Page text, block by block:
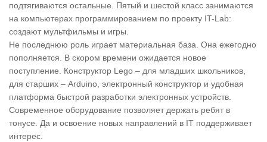
подтягиваются остальные. Пятый и шестой класс занимаются
на компьютерах программированием по проекту IT-Lab:
создают мультфильмы и игры.
Не последнюю роль играет материальная база. Она ежегодно
пополняется. В скором времени ожидается новое
поступление. Конструктор Lego – для младших школьников,
для старших – Arduino, электронный конструктор и удобная
платформа быстрой разработки электронных устройств.
Современное оборудование позволяет держать ребят в
тонусе. Да и освоение новых направлений в IT поддерживает
интерес.